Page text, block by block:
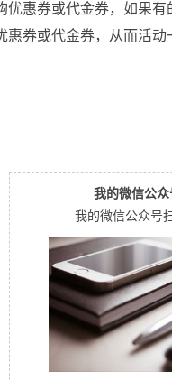
优惠券或代金券，如果
券或代金券，从而活动
我的微信公众
我的微信公众号